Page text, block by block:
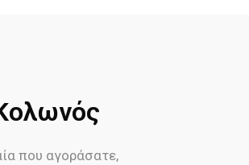
που αγοράσατε,